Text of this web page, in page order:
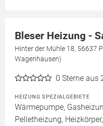
Bleser Heizung -
Hinter der Mühle 18, 56637
Wagenhausen)
0 Sterne aus
HEIZUNG SPEZIALGEBIETE
Wärmepumpe,
Pelletheizung,